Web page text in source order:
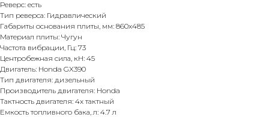
Реверс: есть
Тип реверса: Гидравлический
Габариты основания плиты, мм: 860х485
Материал плиты: Чугун
Частота вибрации, Гц: 73
Центробежная сила, кН: 45
Двигатель: Honda GX390
Тип двигателя: дизельный
Производитель двигателя: Honda
Тактность двигателя: 4х тактный
Емкость топливного бака, л: 4.7 л